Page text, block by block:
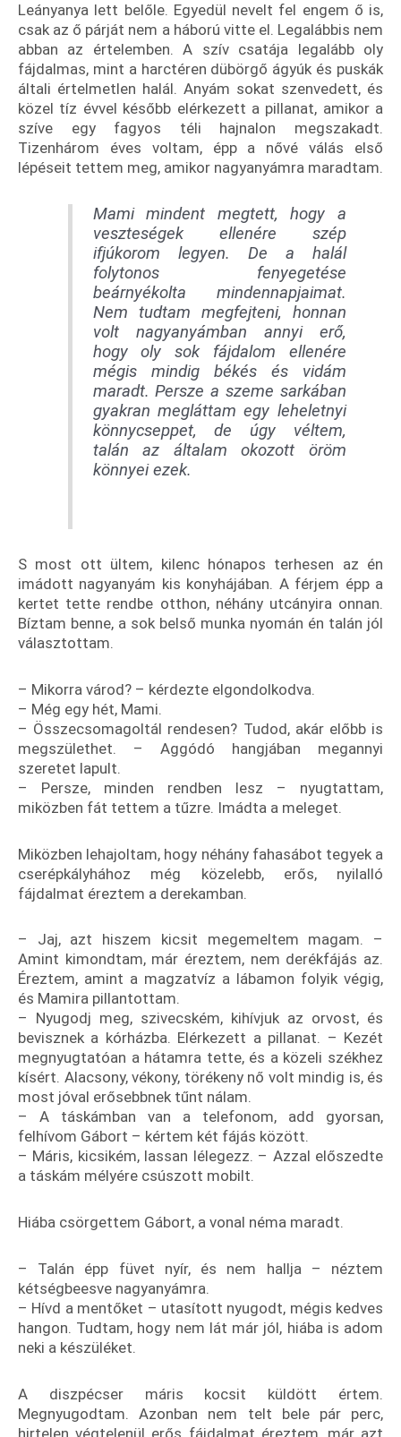
Leányanya lett belőle. Egyedül nevelt fel engem ő is,
csak az ő párját nem a háború vitte el. Legalábbis nem
abban az értelemben. A szív csatája legalább oly
fájdalmas, mint a harctéren dübörgő ágyúk és puskák
általi értelmetlen halál. Anyám sokat szenvedett, és
közel tíz évvel később elérkezett a pillanat, amikor a
szíve egy fagyos téli hajnalon megszakadt.
Tizenhárom éves voltam, épp a nővé válás első
lépéseit tettem meg, amikor nagyanyámra maradtam.
Mami mindent megtett, hogy a
veszteségek ellenére szép
ifjúkorom legyen. De a halál
folytonos fenyegetése
beárnyékolta mindennapjaimat.
Nem tudtam megfejteni, honnan
volt nagyanyámban annyi erő,
hogy oly sok fájdalom ellenére
mégis mindig békés és vidám
maradt. Persze a szeme sarkában
gyakran megláttam egy leheletnyi
könnycseppet, de úgy véltem,
talán az általam okozott öröm
könnyei ezek.
S most ott ültem, kilenc hónapos terhesen az én
imádott nagyanyám kis konyhájában. A férjem épp a
kertet tette rendbe otthon, néhány utcányira onnan.
Bíztam benne, a sok belső munka nyomán én talán jól
választottam.
– Mikorra várod? – kérdezte elgondolkodva.
– Még egy hét, Mami.
– Összecsomagoltál rendesen? Tudod, akár előbb is
megszülethet. – Aggódó hangjában megannyi
szeretet lapult.
– Persze, minden rendben lesz – nyugtattam,
miközben fát tettem a tűzre. Imádta a meleget.
Miközben lehajoltam, hogy néhány fahasábot tegyek a
cserépkályhához még közelebb, erős, nyilalló
fájdalmat éreztem a derekamban.
– Jaj, azt hiszem kicsit megemeltem magam. –
Amint kimondtam, már éreztem, nem derékfájás az.
Éreztem, amint a magzatvíz a lábamon folyik végig,
és Mamira pillantottam.
– Nyugodj meg, szivecském, kihívjuk az orvost, és
bevisznek a kórházba. Elérkezett a pillanat. – Kezét
megnyugtatóan a hátamra tette, és a közeli székhez
kísért. Alacsony, vékony, törékeny nő volt mindig is, és
most jóval erősebbnek tűnt nálam.
– A táskámban van a telefonom, add gyorsan,
felhívom Gábort – kértem két fájás között.
– Máris, kicsikém, lassan lélegezz. – Azzal előszedte
a táskám mélyére csúszott mobilt.
Hiába csörgettem Gábort, a vonal néma maradt.
– Talán épp füvet nyír, és nem hallja – néztem
kétségbeesve nagyanyámra.
– Hívd a mentőket – utasított nyugodt, mégis kedves
hangon. Tudtam, hogy nem lát már jól, hiába is adom
neki a készüléket.
A diszpécser máris kocsit küldött értem.
Megnyugodtam. Azonban nem telt bele pár perc,
hirtelen végtelenül erős fájdalmat éreztem, már azt